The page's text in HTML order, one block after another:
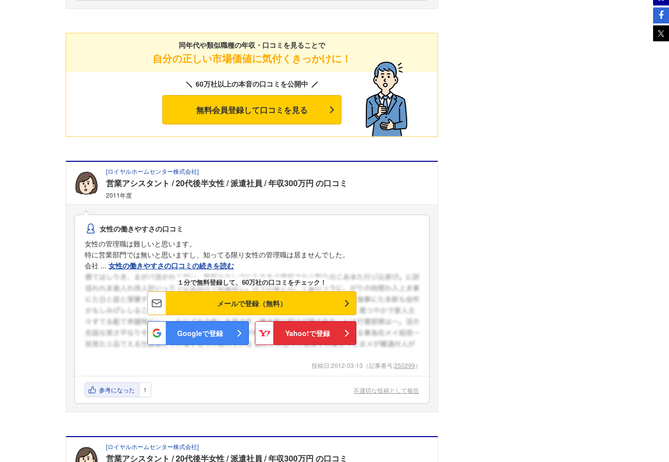
同年代や類似職種の年収・口コミを見ることで
自分の正しい市場価値に気付くきっかけに！
60万社以上の本音の口コミを公開中
無料会員登録して口コミを見る
[ロイヤルホームセンター株式会社]
営業アシスタント 20代後半女性 派遣社員 年収300万円 の口コミ
2011年度
女性の働きやすさの口コミ
女性の管理職は難しいと思います。
特に営業部門では無いと思いますし、知ってる限り女性の管理職は居ませんでした。
会社 ... 女性の働きやすさの口コミの続きを読む
１分で無料登録して、60万社の口コミをチェック！
メールで登録（無料）
Googleで登録 Yahoo!で登録
投稿日:2012-03-13 （記事番号:250299）
参考になった 1 不適切な投稿として報告
[ロイヤルホームセンター株式会社]
営業アシスタント 20代後半女性 派遣社員 年収300万円 の口コミ